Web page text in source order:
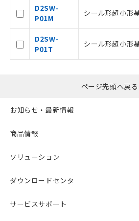
D2SW-
P01M
シール形超小形
D2SW-
P01T
シール形超小形
ページ先頭へ戻る
お知らせ・最新情報
商品情報
ソリューション
ダウンロードセンタ
サービスサポート